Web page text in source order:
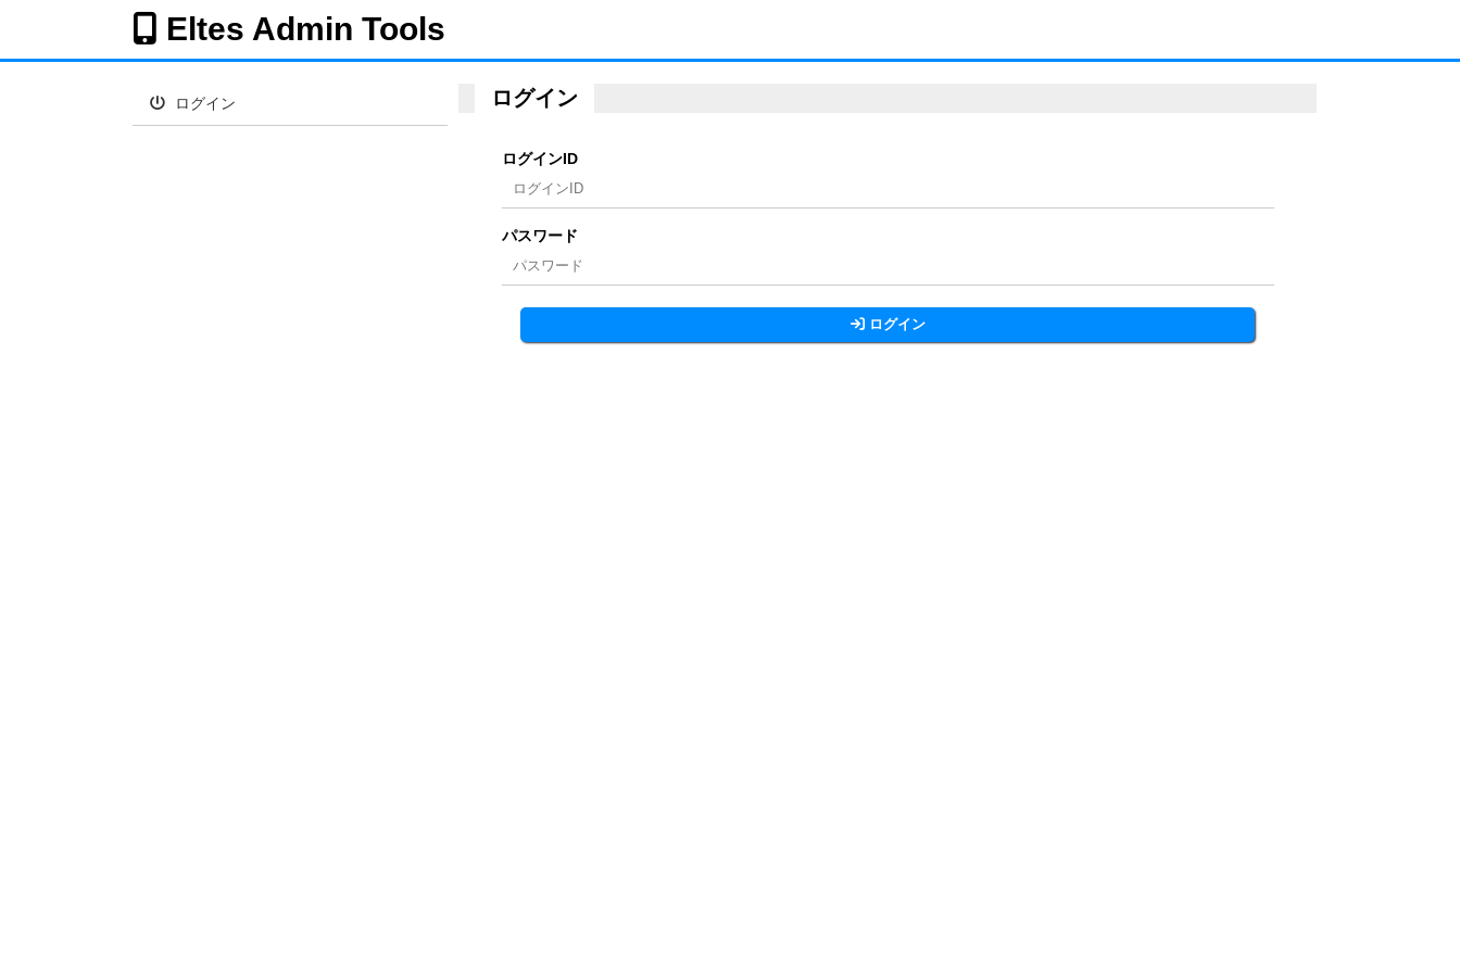
Eltes Admin Tools
ログイン ログイン
ログインID
パスワード
ログイン